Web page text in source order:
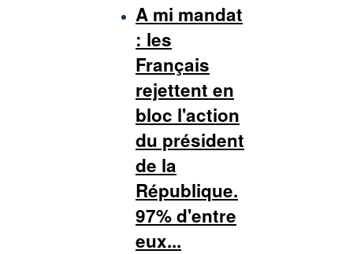
A mi mandat
: les
Français
rejettent en
bloc l'action
du président
de la
République.
97% d'entre
eux...